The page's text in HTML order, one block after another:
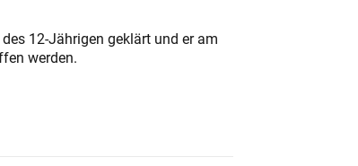
12-Jährigen geklärt und er am
werden.